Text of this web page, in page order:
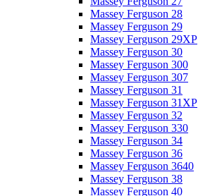
Massey Ferguson 28
Massey Ferguson 29
Massey Ferguson 29XP
Massey Ferguson 30
Massey Ferguson 300
Massey Ferguson 307
Massey Ferguson 31
Massey Ferguson 31XP
Massey Ferguson 32
Massey Ferguson 330
Massey Ferguson 34
Massey Ferguson 36
Massey Ferguson 3640
Massey Ferguson 38
Massey Ferguson 40